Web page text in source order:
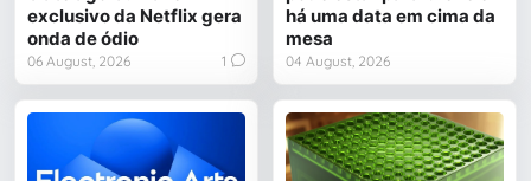
exclusivo da Netflix gera
onda de ódio
06 August, 2026 1
há uma data em cima da
mesa
04 August, 2026